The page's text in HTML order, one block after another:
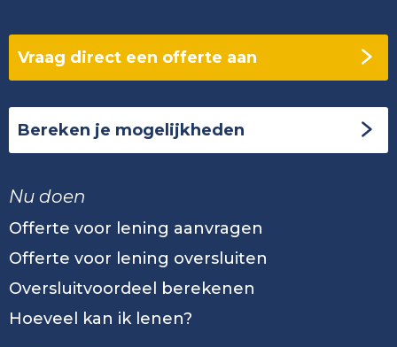
Vraag direct een offerte aan
Bereken je mogelijkheden
Nu doen
Offerte voor lening aanvragen
Offerte voor lening oversluiten
Oversluitvoordeel berekenen
Hoeveel kan ik lenen?